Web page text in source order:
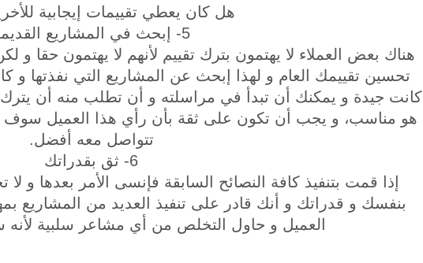
هل كان يعطي تقييمات إيجابية
5- إبحث في المشاريع القديمة
هناك بعض العملاء لا يهتمون بترك تقييم لأنهم لا يهتمون حقا و
تحسين تقييمك العام و لهذا إبحث عن المشاريع التي نفذتها و
كانت جيدة و يمكنك أن تبدأ في مراسلته و أن تطلب منه أن
هو مناسب، و يجب أن تكون على ثقة بأن رأي هذا العميل سوف
تتواصل معه أفضل.
6- ثق بقدراتك
إذا قمت بتنفيذ كافة النصائح السابقة فإنسى الأمر بعدها و
بنفسك و قدراتك و أنك قادر على تنفيذ العديد من المشاريع
العميل و حاول التخلص من أي مشاعر سلبية